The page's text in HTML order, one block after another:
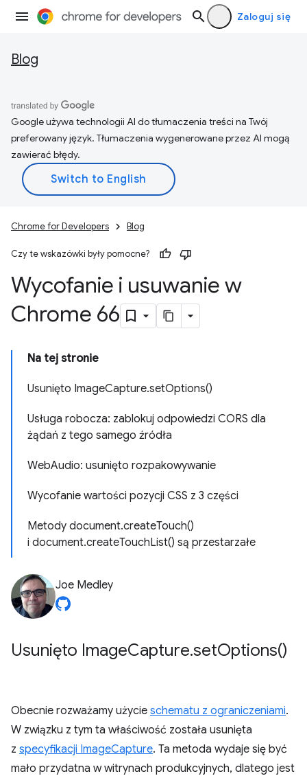
Zaloguj się
Blog
Google używa technologii AI do tłumaczenia treści na Twój
preferowany język. Tłumaczenia wygenerowane przez AI mogą
zawierać błędy.
Chrome for Developers Blog
Czy te wskazówki były pomocne?
Wycofanie i usuwanie w
Chrome 66
Na tej stronie
Usunięto ImageCapture.setOptions()
Usługa robocza: zablokuj odpowiedzi CORS dla
żądań z tego samego źródła
WebAudio: usunięto rozpakowywanie
Wycofanie wartości pozycji CSS z 3 części
Metody document.createTouch()
i document.createTouchList() są przestarzałe
Joe Medley
Usunięto ImageCapture.setOptions()
Obecnie rozważamy użycie schematu z ograniczeniami.
W związku z tym ta właściwość została usunięta
z specyfikacji ImageCapture. Ta metoda wydaje się być
mało przydatna w witrynach produkcyjnych, dlatego jest